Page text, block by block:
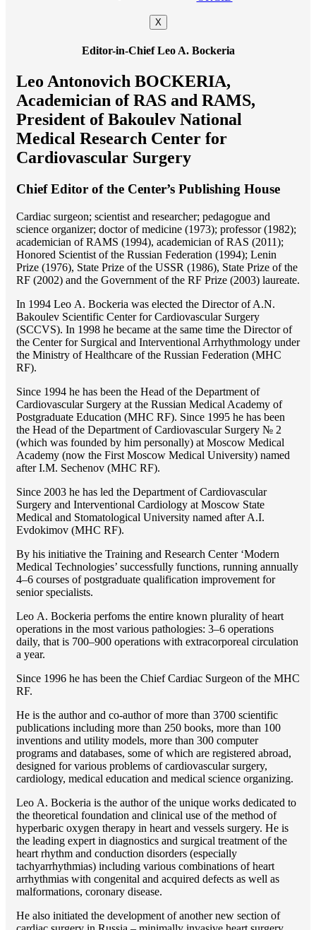
X
Editor-in-Chief Leo A. Bockeria
Leo Antonovich BOCKERIA,
Academician of RAS and RAMS,
President of Bakoulev National
Medical Research Center for
Cardiovascular Surgery
Chief Editor of the Center’s Publishing House
Cardiac surgeon; scientist and researcher; pedagogue and
science organizer; doctor of medicine (1973); professor (1982);
academician of RAMS (1994), academician of RAS (2011);
Honored Scientist of the Russian Federation (1994); Lenin
Prize (1976), State Prize of the USSR (1986), State Prize of the
RF (2002) and the Government of the RF Prize (2003) laureate.
In 1994 Lео A. Bockeria was elected the Director of A.N.
Bakoulev Scientific Center for Cardiovascular Surgery
(SCCVS). In 1998 he became at the same time the Director of
the Center for Surgical and Interventional Arrhythmology under
the Ministry of Healthcare of the Russian Federation (MHС
RF).
Since 1994 he has been the Head of the Department of
Cardiovascular Surgery at the Russian Medical Academy of
Postgraduate Education (MHC RF). Since 1995 he has been
the Head of the Department of Cardiovascular Surgery № 2
(which was founded by him personally) at Moscow Medical
Academy (now the First Moscow Medical University) named
after I.M. Sechenov (MHC RF).
Since 2003 he has led the Department of Cardiovascular
Surgery and Interventional Cardiology at Moscow State
Medical and Stomatological University named after A.I.
Evdokimov (MHC RF).
By his initiative the Training and Research Center ‘Modern
Medical Technologies’ successfully functions, running annually
4–6 courses of postgraduate qualification improvement for
senior specialists.
Lео A. Bockeria perfoms the entire known plurality of heart
operations in the most various pathologies: 3–6 operations
daily, that is 700–900 operations with extracorporeal circulation
a year.
Since 1996 he has been the Chief Cardiac Surgeon of the MHС
RF.
He is the author and co-author of more than 3700 scientific
publications including more than 250 books, more than 100
inventions and utility models, more than 300 computer
programs and databases, some of which are registered abroad,
designed for various problems of cardiоvascular surgery,
cardiology, medical education and medical science organizing.
Lео A. Bockeria is the author of the unique works dedicated to
the theoretical foundation and clinical use of the method of
hyperbaric oxygen therapy in heart and vessels surgery. He is
the leading expert in diagnostics and surgical treatment of the
heart rhythm and conduction disorders (especially
tachyarrhythmias) including various combinations of heart
arrhythmias with congenital and acquired defects as well as
malformations, coronary disease.
He also initiated the development of another new section of